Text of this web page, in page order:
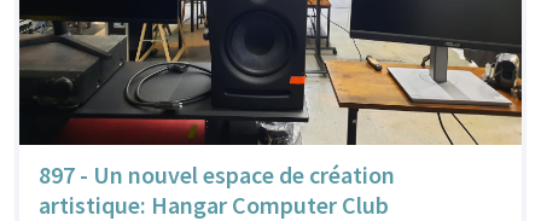
897 - Un nouvel espace de création
artistique: Hangar Computer Club